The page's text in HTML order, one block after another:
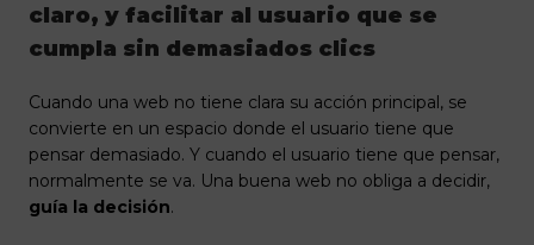
claro, y facilitar al usuario que se
cumpla sin demasiados clics
Cuando una web no tiene clara su acción principal, se
convierte en un espacio donde el usuario tiene que
pensar demasiado. Y cuando el usuario tiene que pensar,
normalmente se va. Una buena web no obliga a decidir,
guía la decisión.